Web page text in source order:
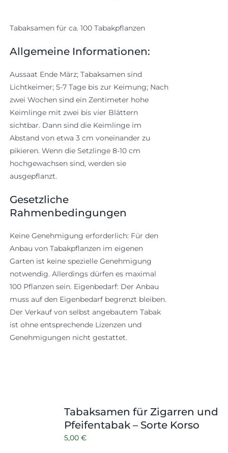
Tabaksamen für ca. 100 Tabakpflanzen
Allgemeine Informationen:
Aussaat Ende März; Tabaksamen sind
Lichtkeimer; 5-7 Tage bis zur Keimung; Nach
zwei Wochen sind ein Zentimeter hohe
Keimlinge mit zwei bis vier Blättern
sichtbar. Dann sind die Keimlinge im
Abstand von etwa 3 cm voneinander zu
pikieren. Wenn die Setzlinge 8-10 cm
hochgewachsen sind, werden sie
ausgepflanzt.
Gesetzliche
Rahmenbedingungen
Keine Genehmigung erforderlich: Für den
Anbau von Tabakpflanzen im eigenen
Garten ist keine spezielle Genehmigung
notwendig. Allerdings dürfen es maximal
100 Pflanzen sein. Eigenbedarf: Der Anbau
muss auf den Eigenbedarf begrenzt bleiben.
Der Verkauf von selbst angebautem Tabak
ist ohne entsprechende Lizenzen und
Genehmigungen nicht gestattet.
Tabaksamen für Zigarren und
Pfeifentabak – Sorte Korso
5,00 €